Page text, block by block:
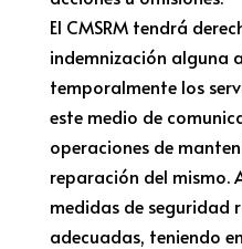
El CMSRM tendrá
indemnización alguna
temporalmente los
este medio de
operaciones de
reparación del mismo.
medidas de seguridad
adecuadas, teniendo